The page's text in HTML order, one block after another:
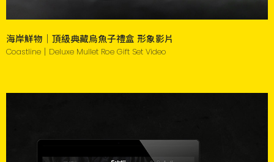
海岸鮮物｜頂級典藏烏魚子禮盒 形象影片
Coastline｜Deluxe Mullet Roe Gift Set Video